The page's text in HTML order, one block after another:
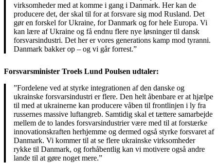
virksomheder med at komme i gang i Danmark. Her kan de
producere det, der skal til for at forsvare sig mod Rusland. Det
gør en forskel for Ukraine, for Danmark og for hele Europa. Vi
kan lære af Ukraine og få endnu flere nye løsninger til dansk
forsvarsindustri. Det her er vores generations kamp mod tyranni.
Danmark bakker op – og vi går forrest.”
Forsvarsminister Troels Lund Poulsen udtaler:
”Fordelene ved at styrke integrationen af den danske og
ukrainske forsvarsindustri er flere. Den helt åbenbare er at hjælpe
til med at ukrainerne kan producere våben til frontlinjen i ly fra
russernes massive luftangreb. Samtidig skal et tættere samarbejde
mellem de to landes forsvarsindustrier være med til at forstærke
innovationskraften herhjemme og dermed også styrke forsvaret af
Danmark. Vi kommer til at se flere ukrainske virksomheder
rykke til Danmark, og forhåbentlig kan vi motivere også andre
lande til at gøre noget mere.”